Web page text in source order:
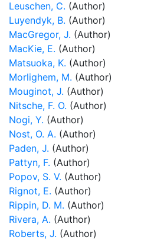
Leuschen, C. (Author)
Luyendyk, B. (Author)
MacGregor, J. (Author)
MacKie, E. (Author)
Matsuoka, K. (Author)
Morlighem, M. (Author)
Mouginot, J. (Author)
Nitsche, F. O. (Author)
Nogi, Y. (Author)
Nost, O. A. (Author)
Paden, J. (Author)
Pattyn, F. (Author)
Popov, S. V. (Author)
Rignot, E. (Author)
Rippin, D. M. (Author)
Rivera, A. (Author)
Roberts, J. (Author)